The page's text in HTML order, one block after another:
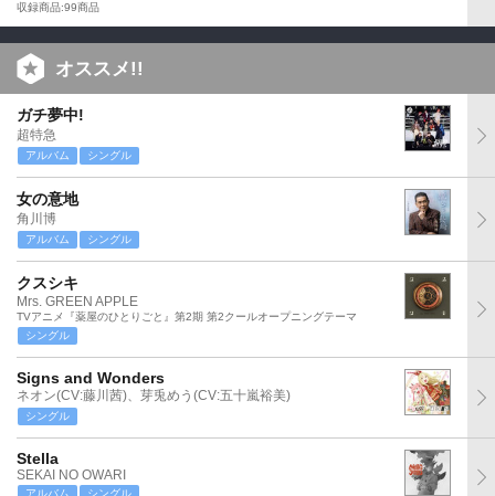
収録商品:99商品
オススメ!!
ガチ夢中!
超特急
アルバム シングル
女の意地
角川博
アルバム シングル
クスシキ
Mrs. GREEN APPLE
TVアニメ『薬屋のひとりごと』第2期 第2クールオープニングテーマ
シングル
Signs and Wonders
ネオン(CV:藤川茜)、芽兎めう(CV:五十嵐裕美)
シングル
Stella
SEKAI NO OWARI
アルバム シングル